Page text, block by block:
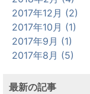
2017年12月 (2)
2017年10月 (1)
2017年9月 (1)
2017年8月 (5)
最新の記事